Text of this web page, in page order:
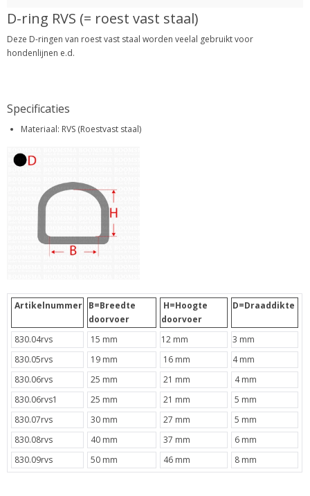
D-ring RVS (= roest vast staal)
Deze D-ringen van roest vast staal worden veelal gebruikt voor
hondenlijnen e.d.
Specificaties
Materiaal: RVS (Roestvast staal)
Artikelnummer B=Breedte
doorvoer
H=Hoogte
doorvoer
D=Draaddikte
830.04rvs 15 mm 12 mm
3 mm
830.05rvs
19 mm 16 mm
4 mm
830.06rvs
25 mm 21 mm
4 mm
830.06rvs1
25 mm 21 mm
5 mm
830.07rvs
30 mm 27 mm
5 mm
830.08rvs
40 mm 37 mm
6 mm
830.09rvs
50 mm 46 mm 8 mm